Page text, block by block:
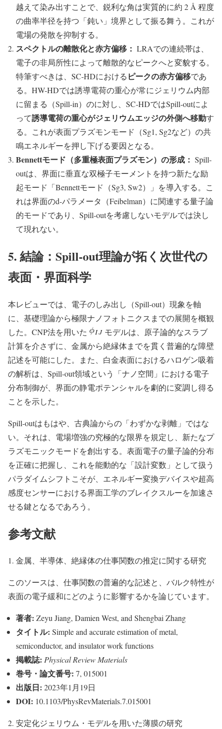
越えて染み出すことで、鋭利な角は実質的に約 2 Å 程度
の曲率半径を持つ「鈍い」境界として振る舞う。これが
電場の発散を抑制する。
スペクトルの離散化と赤方偏移： LRAでの連続帯は、
電子の非局所性によって離散的なピークへと変貌する。
特筆すべきは、SC-HDにおける ピークの赤方偏移であ
る。HW-HDでは誘導電荷の重心が常にジェリウム内部
に留まる（Spill-in）のに対し、SC-HDではSpill-outによ
って誘導電荷の重心がジェリウムエッジの外側へ移動す
る。これが表面プラズモンモード（Sg1, Sg2など）の共
鳴エネルギーを押し下げる要因となる。
Bennettモード（多重極表面プラズモン）の形成： Spill-
outは、界面に垂直な双極子モーメントを持つ新たな励
起モード「Bennettモード（Sg3, Sw2）」を導入する。こ
れは界面のd-パラメータ（Feibelman）に関連する量子論
的モードであり、Spill-outを考慮しないモデルでは決し
て現れない。
5. 結論：Spill-out理論が拓く次世代の
表面・界面科学
本レビューでは、電子のしみ出し（Spill-out）現象を軸
に、基礎理論から極限ナノフォトニクスまでの展開を概観
した。CNP法を用いた
モデルは、原子論的なスラブ
計算を介さずに、金属から絶縁体までを貫く普遍的な障壁
記述を可能にした。また、白金表面におけるハロゲン吸着
の解析は、Spill-out領域という「ナノ空間」における電子
分布制御が、界面の静電ポテンシャルを劇的に変調し得る
ことを示した。
Spill-outはもはや、古典論からの「わずかな剥離」ではな
い。それは、電場増強の究極的な限界を規定し、新たなプ
ラズモニックモードを創出する。表面電子の量子論的分布
を正確に把握し、これを能動的な「設計変数」として扱う
パラダイムシフトこそが、エネルギー変換デバイスや超高
感度センサーにおける界面工学のブレイクスルーを加速さ
せる鍵となるであろう。
参考文献
1. 金属、半導体、絶縁体の仕事関数の推定に関する研究
このソースは、仕事関数の普遍的な記述と、バルク特性が
表面の電子緩和にどのように影響するかを論じています。
著者: Zeyu Jiang, Damien West, and Shengbai Zhang
タイトル: Simple and accurate estimation of metal,
semiconductor, and insulator work functions
掲載誌: Physical Review Materials
巻号・論文番号: 7, 015001
出版日: 2023年1月19日
DOI: 10.1103/PhysRevMaterials.7.015001
2. 安定化ジェリウム・モデルを用いた薄膜の研究